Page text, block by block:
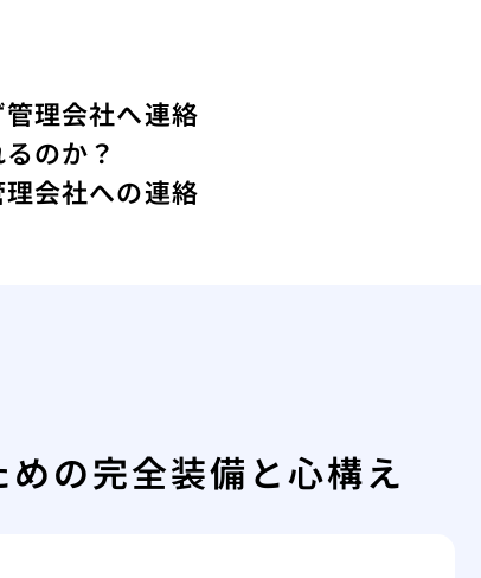
理会社へ連絡
のか？
会社への連絡
の完全装備と心構え